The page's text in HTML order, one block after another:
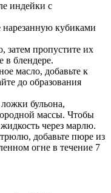
индейки с
нарезанную кубиками
затем пропустите их
в блендере.
масло, добавьте к
до образования
бульона,
массы. Чтобы
через марлю.
добавьте пюре из
огне в течение 7